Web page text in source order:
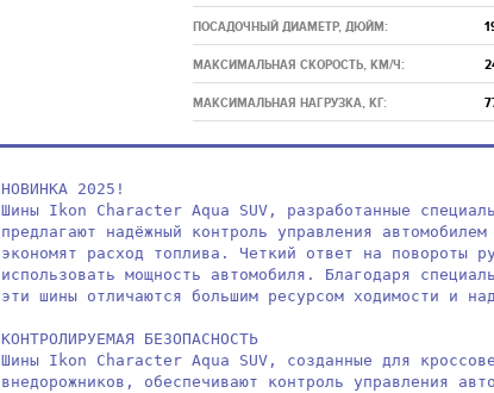
ПОСАДОЧНЫЙ ДИАМЕТР, ДЮЙМ:
МАКСИМАЛЬНАЯ СКОРОСТЬ, КМ/Ч:
МАКСИМАЛЬНАЯ НАГРУЗКА, КГ:
НОВИНКА 2025!
Шины Ikon Character Aqua SUV, разработанные
предлагают надёжный контроль управления
экономят расход топлива. Четкий ответ на повороты
использовать мощность автомобиля. Благодаря
эти шины отличаются большим ресурсом ходимости и
КОНТРОЛИРУЕМАЯ БЕЗОПАСНОСТЬ
Шины Ikon Character Aqua SUV, созданные для
внедорожников, обеспечивают контроль управления